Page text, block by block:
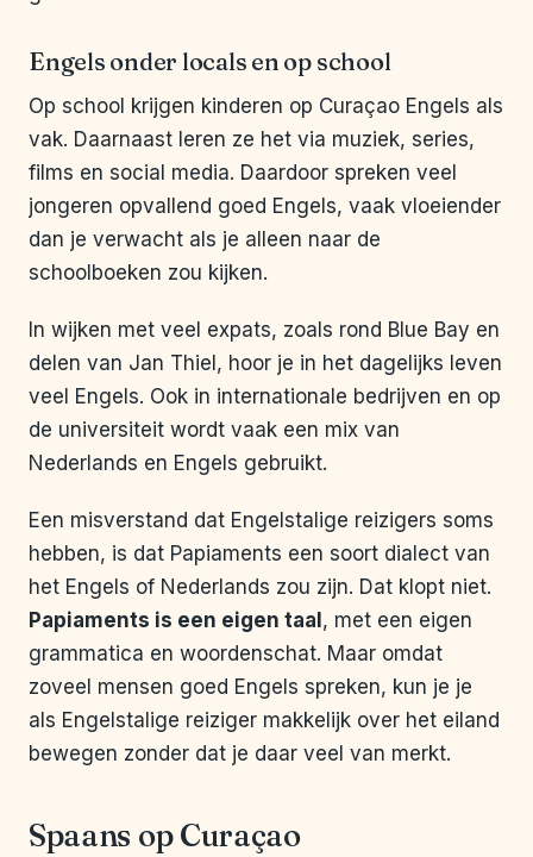
Engels onder locals en op school
Op school krijgen kinderen op Curaçao Engels als
vak. Daarnaast leren ze het via muziek, series,
films en social media. Daardoor spreken veel
jongeren opvallend goed Engels, vaak vloeiender
dan je verwacht als je alleen naar de
schoolboeken zou kijken.
In wijken met veel expats, zoals rond Blue Bay en
delen van Jan Thiel, hoor je in het dagelijks leven
veel Engels. Ook in internationale bedrijven en op
de universiteit wordt vaak een mix van
Nederlands en Engels gebruikt.
Een misverstand dat Engelstalige reizigers soms
hebben, is dat Papiaments een soort dialect van
het Engels of Nederlands zou zijn. Dat klopt niet.
Papiaments is een eigen taal , met een eigen
grammatica en woordenschat. Maar omdat
zoveel mensen goed Engels spreken, kun je je
als Engelstalige reiziger makkelijk over het eiland
bewegen zonder dat je daar veel van merkt.
Spaans op Curaçao